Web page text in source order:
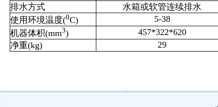
排水方式
水箱或软管连续排水
使用环境温度(0C)
5-38
机器体积(mm3)
457*322*620
净重(kg)
29